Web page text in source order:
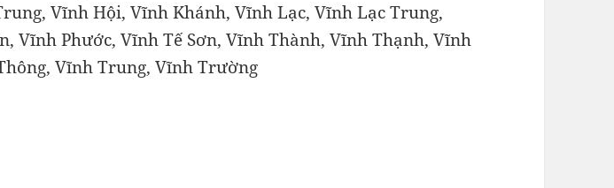
Vĩnh Hội, Vĩnh Khánh, Vĩnh Lạc, Vĩnh Lạc Trung,
Vĩnh Phước, Vĩnh Tế Sơn, Vĩnh Thành, Vĩnh Thạnh, Vĩnh
Vĩnh Trung, Vĩnh Trường